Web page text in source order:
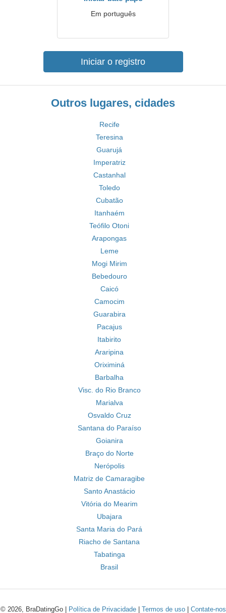
Em português
Iniciar o registro
Outros lugares, cidades
Recife
Teresina
Guarujá
Imperatriz
Castanhal
Toledo
Cubatão
Itanhaém
Teófilo Otoni
Arapongas
Leme
Mogi Mirim
Bebedouro
Caicó
Camocim
Guarabira
Pacajus
Itabirito
Araripina
Oriximiná
Barbalha
Visc. do Rio Branco
Marialva
Osvaldo Cruz
Santana do Paraíso
Goianira
Braço do Norte
Nerópolis
Matriz de Camaragibe
Santo Anastácio
Vitória do Mearim
Ubajara
Santa Maria do Pará
Riacho de Santana
Tabatinga
Brasil
© 2026, BraDatingGo | Política de Privacidade| Termos de uso| Contate-nos